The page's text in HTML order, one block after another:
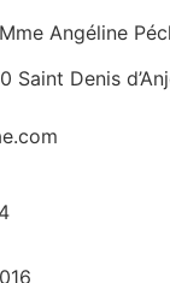
Angéline
Saint Denis